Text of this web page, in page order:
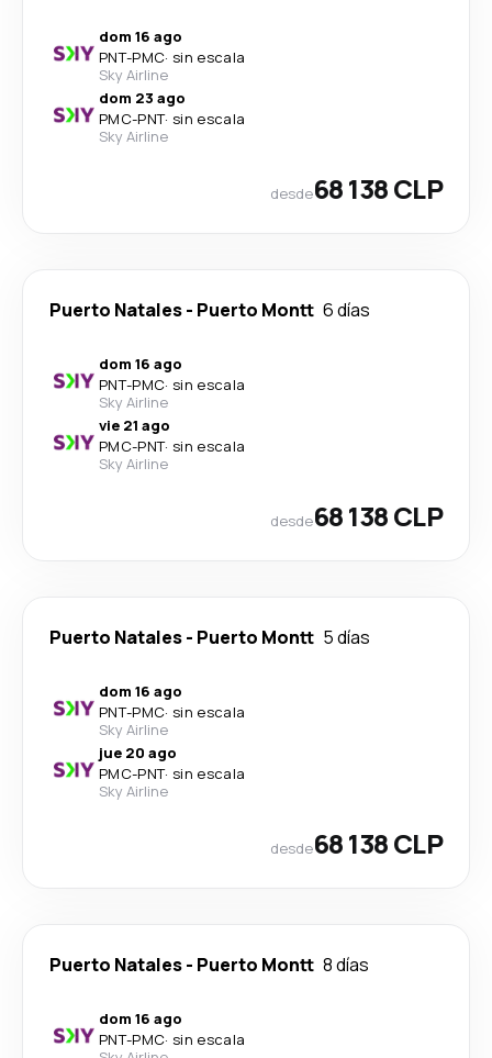
dom 16 ago
PNT-PMC· sin escala
Sky Airline
dom 23 ago
PMC-PNT· sin escala
Sky Airline
desde68 138 CLP
Puerto Natales- Puerto Montt 6 días
dom 16 ago
PNT-PMC· sin escala
Sky Airline
vie 21 ago
PMC-PNT· sin escala
Sky Airline
desde68 138 CLP
Puerto Natales- Puerto Montt 5 días
dom 16 ago
PNT-PMC· sin escala
Sky Airline
jue 20 ago
PMC-PNT· sin escala
Sky Airline
desde68 138 CLP
Puerto Natales- Puerto Montt 8 días
dom 16 ago
PNT-PMC· sin escala